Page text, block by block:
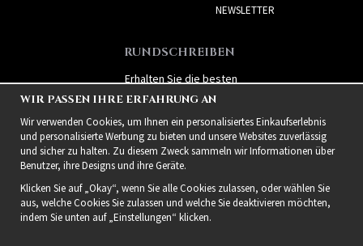
NEWSLETTER
RUNDSCHREIBEN
Erhalten Sie die besten
Angebote und spannende
neue Produkte!
WIR PASSEN IHRE ERFAHRUNG AN
Wir verwenden Cookies, um Ihnen ein personalisiertes Einkaufserlebnis
und personalisierte Werbung zu bieten und unsere Websites zuverlässig
und sicher zu halten. Zu diesem Zweck sammeln wir Informationen über
Benutzer, ihre Designs und ihre Geräte.
Klicken Sie auf „Okay“, wenn Sie alle Cookies zulassen, oder wählen Sie
aus, welche Cookies Sie zulassen und welche Sie deaktivieren möchten,
indem Sie unten auf „Einstellungen“ klicken.